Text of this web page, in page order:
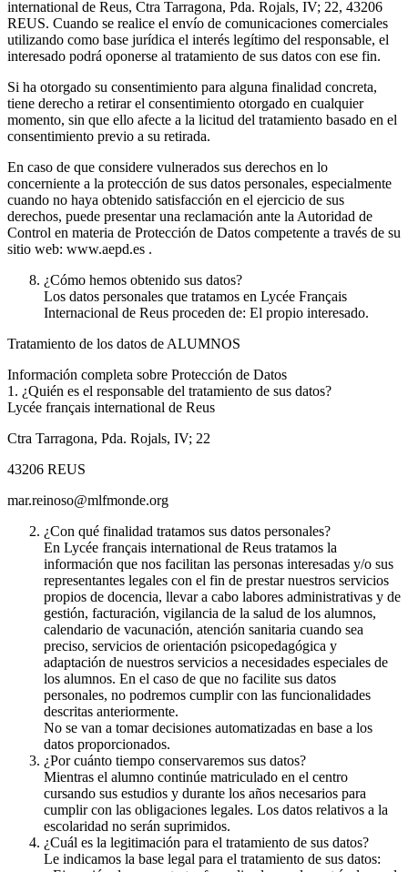
international de Reus, Ctra Tarragona, Pda. Rojals, IV; 22, 43206
REUS. Cuando se realice el envío de comunicaciones comerciales
utilizando como base jurídica el interés legítimo del responsable, el
interesado podrá oponerse al tratamiento de sus datos con ese fin.
Si ha otorgado su consentimiento para alguna finalidad concreta,
tiene derecho a retirar el consentimiento otorgado en cualquier
momento, sin que ello afecte a la licitud del tratamiento basado en el
consentimiento previo a su retirada.
En caso de que considere vulnerados sus derechos en lo
concerniente a la protección de sus datos personales, especialmente
cuando no haya obtenido satisfacción en el ejercicio de sus
derechos, puede presentar una reclamación ante la Autoridad de
Control en materia de Protección de Datos competente a través de su
sitio web: www.aepd.es .
¿Cómo hemos obtenido sus datos?
Los datos personales que tratamos en Lycée Français
Internacional de Reus proceden de: El propio interesado.
Tratamiento de los datos de ALUMNOS
Información completa sobre Protección de Datos
1. ¿Quién es el responsable del tratamiento de sus datos?
Lycée français international de Reus
Ctra Tarragona, Pda. Rojals, IV; 22
43206 REUS
mar.reinoso@mlfmonde.org
¿Con qué finalidad tratamos sus datos personales?
En Lycée français international de Reus tratamos la
información que nos facilitan las personas interesadas y/o sus
representantes legales con el fin de prestar nuestros servicios
propios de docencia, llevar a cabo labores administrativas y de
gestión, facturación, vigilancia de la salud de los alumnos,
calendario de vacunación, atención sanitaria cuando sea
preciso, servicios de orientación psicopedagógica y
adaptación de nuestros servicios a necesidades especiales de
los alumnos. En el caso de que no facilite sus datos
personales, no podremos cumplir con las funcionalidades
descritas anteriormente.
No se van a tomar decisiones automatizadas en base a los
datos proporcionados.
¿Por cuánto tiempo conservaremos sus datos?
Mientras el alumno continúe matriculado en el centro
cursando sus estudios y durante los años necesarios para
cumplir con las obligaciones legales. Los datos relativos a la
escolaridad no serán suprimidos.
¿Cuál es la legitimación para el tratamiento de sus datos?
Le indicamos la base legal para el tratamiento de sus datos: